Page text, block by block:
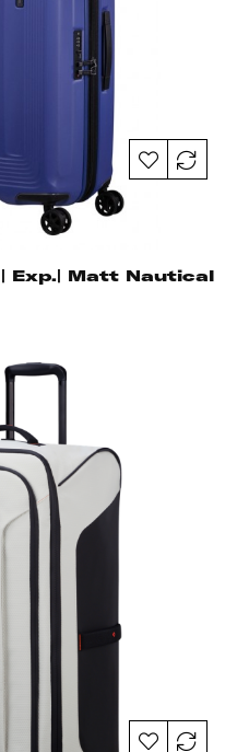
Exp.| Matt Nautical